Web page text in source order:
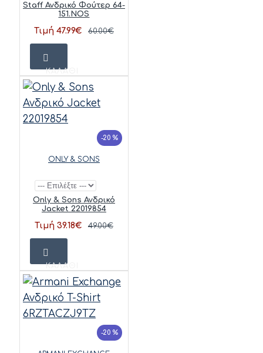
Staff Ανδρικό Φούτερ 64-
151.NOS
Τιμή 47.99€ 60.00€
ΚΑΛΆΘΙ
-20 %
ONLY & SONS
Only & Sons Ανδρικό
Jacket 22019854
Τιμή 39.18€ 49.00€
ΚΑΛΆΘΙ
-20 %